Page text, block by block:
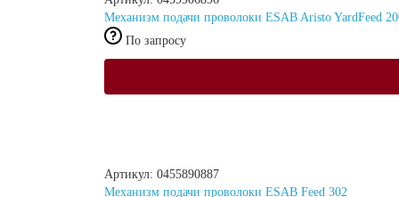
Механизм подачи проволоки ESAB Aristo YardFeed
По запросу
Артикул: 0455890887
Механизм подачи проволоки ESAB Feed 302